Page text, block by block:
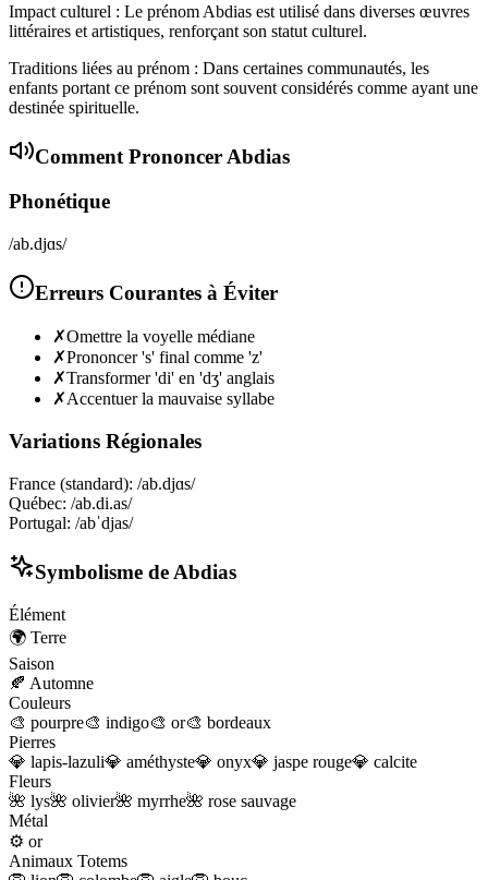
Impact culturel : Le prénom Abdias est utilisé dans diverses œuvres
littéraires et artistiques, renforçant son statut culturel.
Traditions liées au prénom : Dans certaines communautés, les
enfants portant ce prénom sont souvent considérés comme ayant une
destinée spirituelle.
Comment PrononcerAbdias
Phonétique
/ab.djɑs/
Erreurs Courantes à Éviter
✗Omettre la voyelle médiane
✗Prononcer 's' final comme 'z'
✗Transformer 'di' en 'dʒ' anglais
✗Accentuer la mauvaise syllabe
Variations Régionales
France (standard): /ab.djɑs/
Québec: /ab.di.as/
Portugal: /abˈdjas/
Symbolisme deAbdias
Élément
🌍 Terre
Saison
🍂 Automne
Couleurs
🎨 pourpre🎨 indigo🎨 or🎨 bordeaux
Pierres
💎 lapis-lazuli💎 améthyste💎 onyx💎 jaspe rouge💎 calcite
Fleurs
🌺 lys🌺 olivier🌺 myrrhe🌺 rose sauvage
Métal
⚙️ or
Animaux Totems